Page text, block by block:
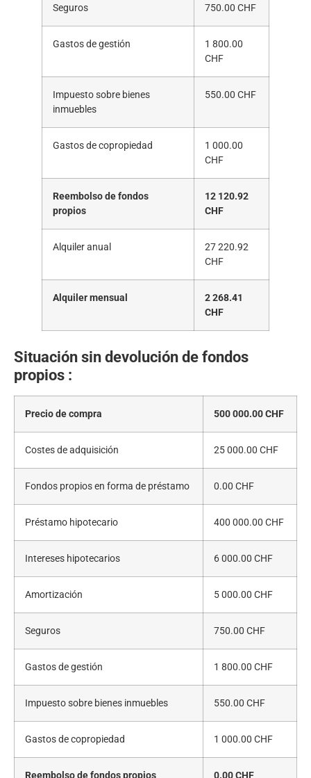
Seguros 750.00 CHF
Gastos de gestión
1 800.00
CHF
Impuesto sobre bienes
inmuebles
550.00 CHF
Gastos de copropiedad
1 000.00
CHF
Reembolso de fondos
propios
12 120.92
CHF
Alquiler anual
27 220.92
CHF
Alquiler mensual
2 268.41
CHF
Situación sin devolución de fondos
propios :
Precio de compra 500 000.00 CHF
Costes de adquisición 25 000.00 CHF
Fondos propios en forma de préstamo 0.00 CHF
Préstamo hipotecario 400 000.00 CHF
Intereses hipotecarios 6 000.00 CHF
Amortización 5 000.00 CHF
Seguros 750.00 CHF
Gastos de gestión 1 800.00 CHF
Impuesto sobre bienes inmuebles 550.00 CHF
Gastos de copropiedad 1 000.00 CHF